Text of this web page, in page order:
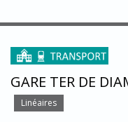
GARE TER DE
Linéaires